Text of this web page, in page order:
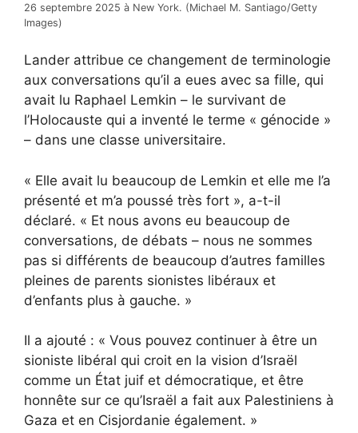
26 septembre 2025 à New York. (Michael M. Santiago/Getty
Images)
Lander attribue ce changement de terminologie
aux conversations qu’il a eues avec sa fille, qui
avait lu Raphael Lemkin – le survivant de
l’Holocauste qui a inventé le terme « génocide »
– dans une classe universitaire.
« Elle avait lu beaucoup de Lemkin et elle me l’a
présenté et m’a poussé très fort », a-t-il
déclaré. « Et nous avons eu beaucoup de
conversations, de débats – nous ne sommes
pas si différents de beaucoup d’autres familles
pleines de parents sionistes libéraux et
d’enfants plus à gauche. »
Il a ajouté : « Vous pouvez continuer à être un
sioniste libéral qui croit en la vision d’Israël
comme un État juif et démocratique, et être
honnête sur ce qu’Israël a fait aux Palestiniens à
Gaza et en Cisjordanie également. »